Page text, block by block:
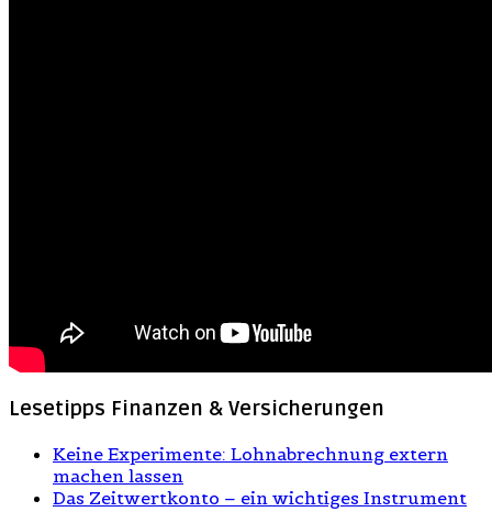
Lesetipps Finanzen & Versicherungen
Keine Experimente: Lohnabrechnung extern
machen lassen
Das Zeitwertkonto – ein wichtiges Instrument